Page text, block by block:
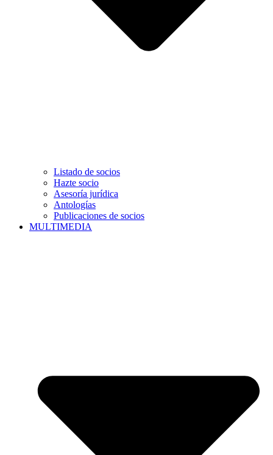
Listado de socios
Hazte socio
Asesoría jurídica
Antologías
Publicaciones de socios
MULTIMEDIA